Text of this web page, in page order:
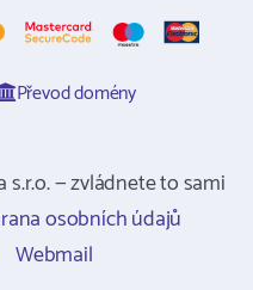
Převod domény
— zvládnete to sami
osobních údajů
Webmail